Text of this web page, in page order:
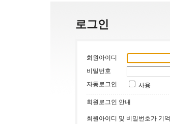
로그인
회원아이디
비밀번호
자동로그인
사용
회원로그인 안내
회원아이디 및 비밀번호가 기